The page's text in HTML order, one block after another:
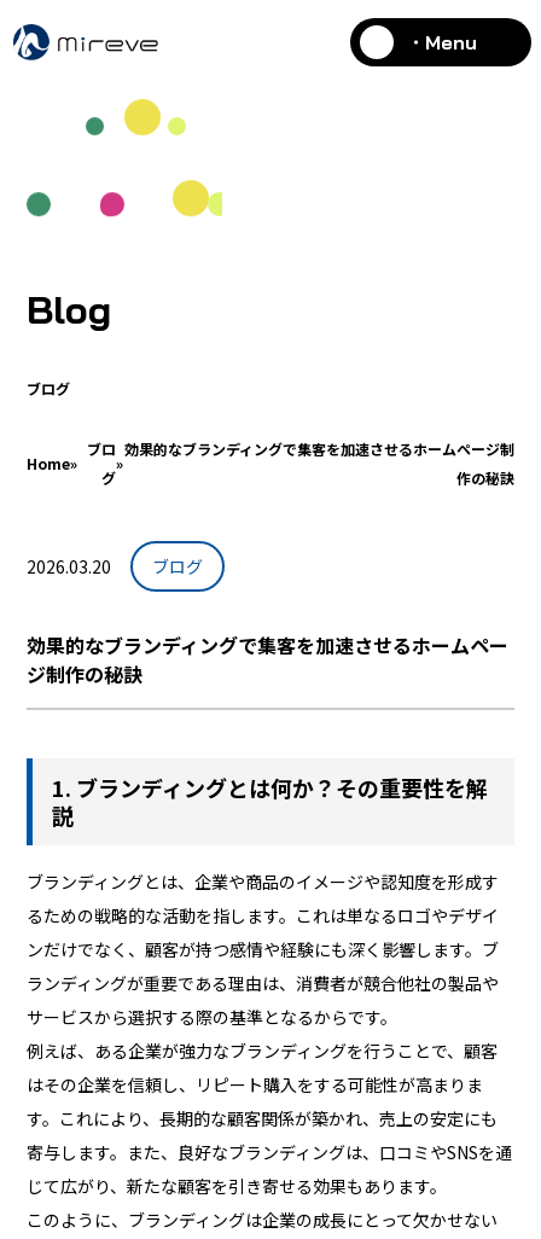
・Menu
Blog
ブログ
Home»
ブロ
グ
»
効果的なブランディングで集客を加速させるホームページ制
作の秘訣
2026.03.20 ブログ
効果的なブランディングで集客を加速させるホームペー
ジ制作の秘訣
1. ブランディングとは何か？その重要性を解
説
ブランディングとは、企業や商品のイメージや認知度を形成す
るための戦略的な活動を指します。これは単なるロゴやデザイ
ンだけでなく、顧客が持つ感情や経験にも深く影響します。ブ
ランディングが重要である理由は、消費者が競合他社の製品や
サービスから選択する際の基準となるからです。
例えば、ある企業が強力なブランディングを行うことで、顧客
はその企業を信頼し、リピート購入をする可能性が高まりま
す。これにより、長期的な顧客関係が築かれ、売上の安定にも
寄与します。また、良好なブランディングは、口コミやSNSを通
じて広がり、新たな顧客を引き寄せる効果もあります。
このように、ブランディングは企業の成長にとって欠かせない